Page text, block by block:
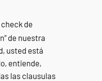
de
de nuestra
usted está
entiende,
las clausulas